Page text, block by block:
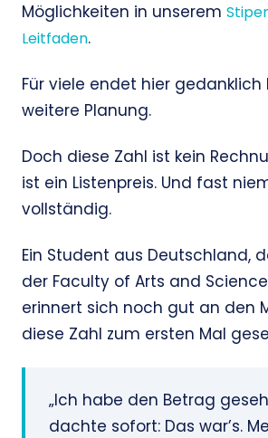
Möglichkeiten in unserem
Leitfaden.
Für viele endet hier gedanklich
weitere Planung.
Doch diese Zahl ist kein
ist ein Listenpreis. Und fast
vollständig.
Ein Student aus Deutschland,
der Faculty of Arts and
erinnert sich noch gut an den
diese Zahl zum ersten Mal
„Ich habe den Betrag
dachte sofort: Das war’s.